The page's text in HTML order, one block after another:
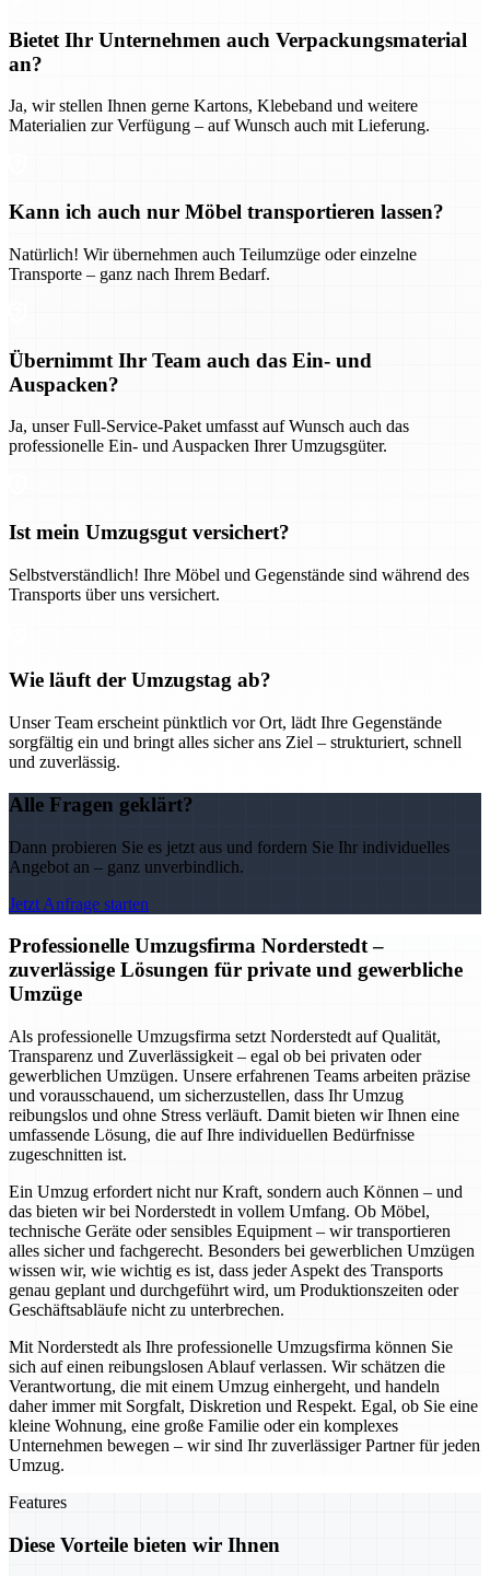
Bietet Ihr Unternehmen auch Verpackungsmaterial
an?
Ja, wir stellen Ihnen gerne Kartons, Klebeband und weitere
Materialien zur Verfügung – auf Wunsch auch mit Lieferung.
Kann ich auch nur Möbel transportieren lassen?
Natürlich! Wir übernehmen auch Teilumzüge oder einzelne
Transporte – ganz nach Ihrem Bedarf.
Übernimmt Ihr Team auch das Ein- und
Auspacken?
Ja, unser Full-Service-Paket umfasst auf Wunsch auch das
professionelle Ein- und Auspacken Ihrer Umzugsgüter.
Ist mein Umzugsgut versichert?
Selbstverständlich! Ihre Möbel und Gegenstände sind während des
Transports über uns versichert.
Wie läuft der Umzugstag ab?
Unser Team erscheint pünktlich vor Ort, lädt Ihre Gegenstände
sorgfältig ein und bringt alles sicher ans Ziel – strukturiert, schnell
und zuverlässig.
Alle Fragen geklärt?
Dann probieren Sie es jetzt aus und fordern Sie Ihr individuelles
Angebot an – ganz unverbindlich.
Jetzt Anfrage starten
Professionelle Umzugsfirma Norderstedt –
zuverlässige Lösungen für private und gewerbliche
Umzüge
Als professionelle Umzugsfirma setzt Norderstedt auf Qualität,
Transparenz und Zuverlässigkeit – egal ob bei privaten oder
gewerblichen Umzügen. Unsere erfahrenen Teams arbeiten präzise
und vorausschauend, um sicherzustellen, dass Ihr Umzug
reibungslos und ohne Stress verläuft. Damit bieten wir Ihnen eine
umfassende Lösung, die auf Ihre individuellen Bedürfnisse
zugeschnitten ist.
Ein Umzug erfordert nicht nur Kraft, sondern auch Können – und
das bieten wir bei Norderstedt in vollem Umfang. Ob Möbel,
technische Geräte oder sensibles Equipment – wir transportieren
alles sicher und fachgerecht. Besonders bei gewerblichen Umzügen
wissen wir, wie wichtig es ist, dass jeder Aspekt des Transports
genau geplant und durchgeführt wird, um Produktionszeiten oder
Geschäftsabläufe nicht zu unterbrechen.
Mit Norderstedt als Ihre professionelle Umzugsfirma können Sie
sich auf einen reibungslosen Ablauf verlassen. Wir schätzen die
Verantwortung, die mit einem Umzug einhergeht, und handeln
daher immer mit Sorgfalt, Diskretion und Respekt. Egal, ob Sie eine
kleine Wohnung, eine große Familie oder ein komplexes
Unternehmen bewegen – wir sind Ihr zuverlässiger Partner für jeden
Umzug.
Features
Diese Vorteile bieten wir Ihnen